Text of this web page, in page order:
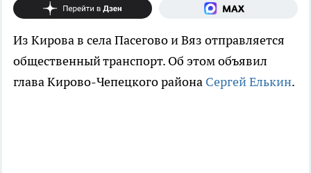
Из Кирова в села Пасегово и Вяз отправляется
общественный транспорт. Об этом объявил
глава Кирово-Чепецкого района Сергей Елькин.